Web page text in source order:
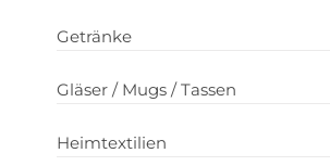
Getränke
Gläser / Mugs / Tassen
Heimtextilien